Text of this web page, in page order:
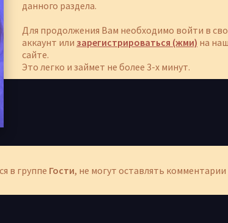
данного раздела.
Для продолжения Вам необходимо войти в
аккаунт или зарегистрироваться (жми) на
сайте.
Это легко и займет не более 3-х минут.
в группе Гости, не могут оставлять комментарии